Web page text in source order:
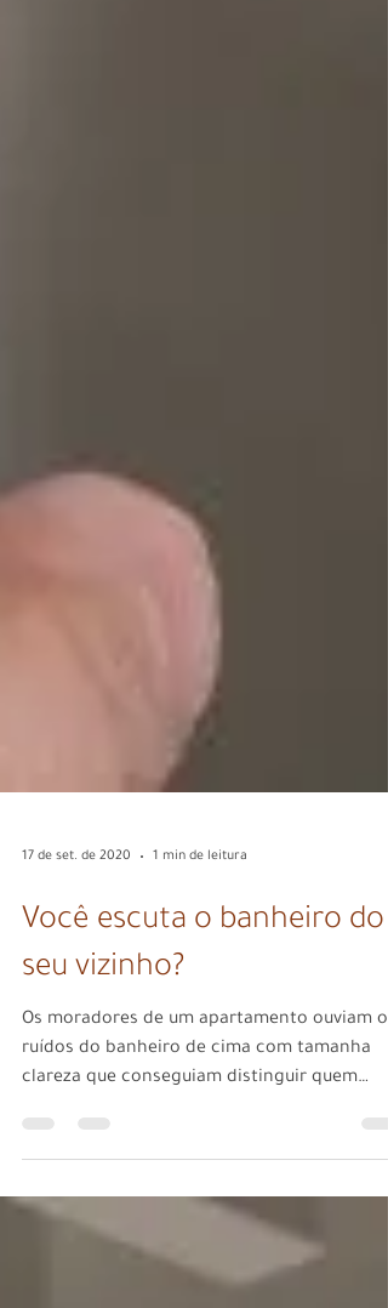
17 de set. de 2020 1 min de leitura
Você escuta o banheiro do
seu vizinho?
ruídos do banheiro de cima com tamanha
clareza que conseguiam distinguir quem